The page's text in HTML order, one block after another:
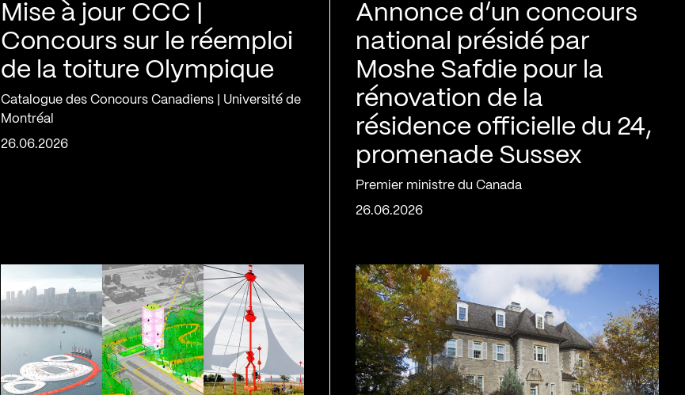
Mise à jour CCC |
Concours sur le réemploi
de la toiture Olympique
Catalogue des Concours Canadiens | Université de
Montréal
26.06.2026
Annonce d’un concours
national présidé par
Moshe Safdie pour la
rénovation de la
résidence officielle du 24,
promenade Sussex
Premier ministre du Canada
26.06.2026